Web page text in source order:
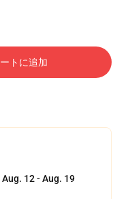
トに追加
Aug. 12 - Aug. 19